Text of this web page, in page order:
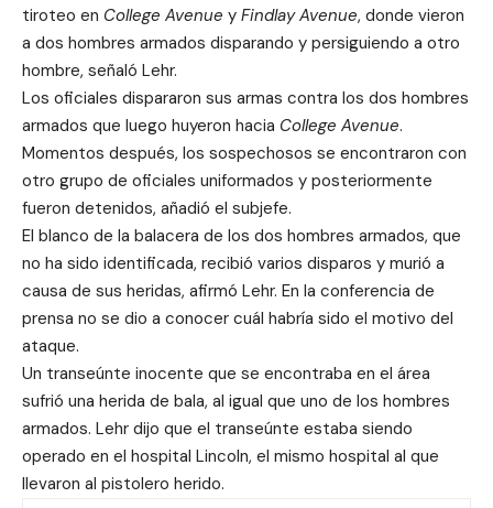
tiroteo en College Avenue y Findlay Avenue, donde vieron
a dos hombres armados disparando y persiguiendo a otro
hombre, señaló Lehr.
Los oficiales dispararon sus armas contra los dos hombres
armados que luego huyeron hacia College Avenue.
Momentos después, los sospechosos se encontraron con
otro grupo de oficiales uniformados y posteriormente
fueron detenidos, añadió el subjefe.
El blanco de la balacera de los dos hombres armados, que
no ha sido identificada, recibió varios disparos y murió a
causa de sus heridas, afirmó Lehr. En la conferencia de
prensa no se dio a conocer cuál habría sido el motivo del
ataque.
Un transeúnte inocente que se encontraba en el área
sufrió una herida de bala, al igual que uno de los hombres
armados. Lehr dijo que el transeúnte estaba siendo
operado en el hospital Lincoln, el mismo hospital al que
llevaron al pistolero herido.